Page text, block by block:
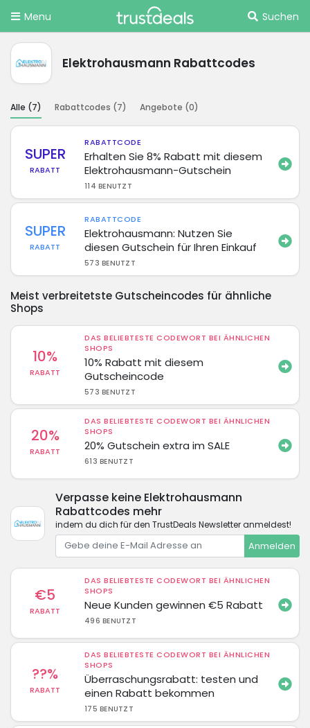
Menu Suchen
Elektrohausmann Rabattcodes
Alle (7) Rabattcodes (7) Angebote (0)
SUPER
RABATT
RABATTCODE
Erhalten Sie 8% Rabatt mit diesem
Elektrohausmann-Gutschein
114 BENUTZT
SUPER
RABATT
RABATTCODE
Elektrohausmann: Nutzen Sie
diesen Gutschein für Ihren Einkauf
573 BENUTZT
Meist verbreitetste Gutscheincodes für ähnliche
Shops
10%
RABATT
DAS BELIEBTESTE CODEWORT BEI ÄHNLICHEN
SHOPS
10% Rabatt mit diesem
Gutscheincode
573 BENUTZT
20%
RABATT
DAS BELIEBTESTE CODEWORT BEI ÄHNLICHEN
SHOPS
20% Gutschein extra im SALE
613 BENUTZT
Verpasse keine Elektrohausmann
Rabattcodes mehr
indem du dich für den TrustDeals Newsletter anmeldest!
Anmelden
€5
RABATT
DAS BELIEBTESTE CODEWORT BEI ÄHNLICHEN
SHOPS
Neue Kunden gewinnen €5 Rabatt
496 BENUTZT
??%
RABATT
DAS BELIEBTESTE CODEWORT BEI ÄHNLICHEN
SHOPS
Überraschungsrabatt: testen und
einen Rabatt bekommen
175 BENUTZT